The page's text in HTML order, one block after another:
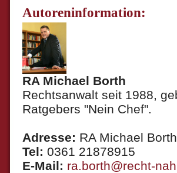
Autoreninformation:
RA Michael Borth
Rechtsanwalt seit 1988,
Ratgebers "Nein Chef".
Adresse: RA Michael
Tel: 0361 21878915
E-Mail: ra.borth@recht-